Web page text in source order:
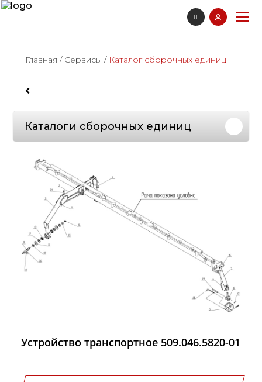
Главная / Сервисы / Каталог сборочных единиц
Каталоги сборочных единиц
Устройство транспортное 509.046.5820-01